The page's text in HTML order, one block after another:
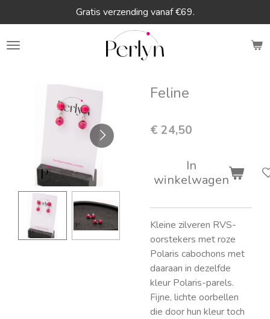
direct
naar
Gratis verzending vanaf €69.
Feline
€ 24,50
In
winkelwagen
Kleine zilveren RVS-
oorstekers met roze
Polaris cabochons met
daaraan in dezelfde
kleur Polaris-parels.
Fijne, lichte oorbellen
die door hun kleur toch